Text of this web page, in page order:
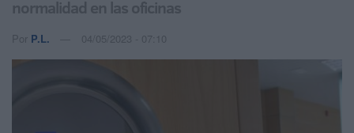
normalidad en las oficinas
Por P.L. 04/05/2023 - 07:10